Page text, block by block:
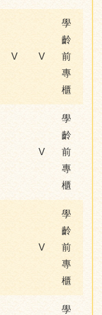
V V
學
齡
前
專
櫃
V
學
齡
前
專
櫃
V
學
齡
前
專
櫃
學